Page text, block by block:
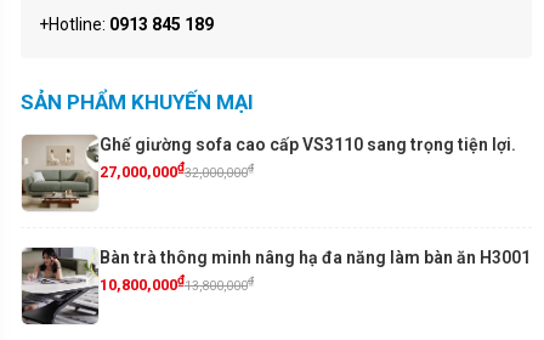
+Hotline: 0913 845 189
SẢN PHẨM KHUYẾN MẠI
Ghế giường sofa cao cấp VS3110 sang trọng tiện lợi.
27,000,000₫32,000,000₫
Bàn trà thông minh nâng hạ đa năng làm bàn ăn H3001
10,800,000₫13,800,000₫